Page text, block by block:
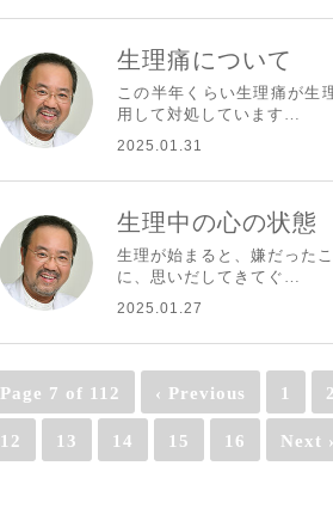
生理痛について
この半年くらい生理痛が生
用して対処しています…
2025.01.31
生理中の心の状態
生理が始まると、嫌だった
に、思いだしてきてぐ…
2025.01.27
Page 7 of 112 ‹ Previous 1 2
12 13 14 15 16 Next ›